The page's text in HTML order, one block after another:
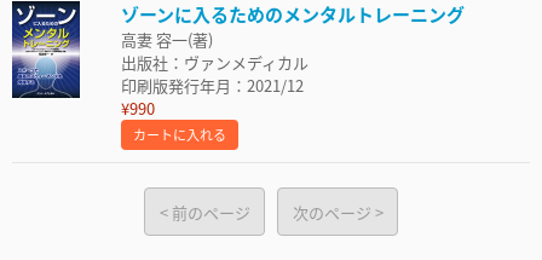
ゾーンに入るためのメンタルトレーニング
高妻 容一(著)
出版社：ヴァンメディカル
印刷版発行年月：2021/12
¥990
カートに入れる
前のページ 次のページ